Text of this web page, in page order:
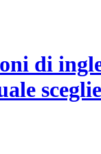
di